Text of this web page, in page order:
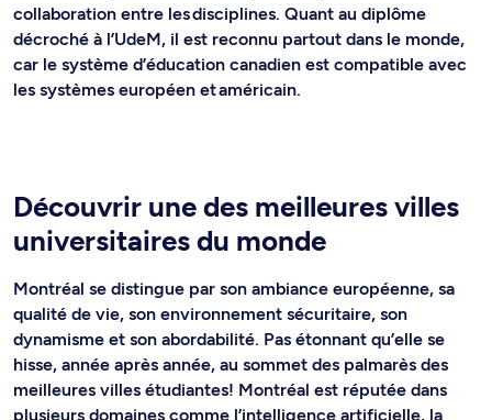
collaboration entre les disciplines. Quant au diplôme
décroché à l’UdeM, il est reconnu partout dans le monde,
car le système d’éducation canadien est compatible avec
les systèmes européen et américain.
Découvrir une des meilleures villes
universitaires du monde
Montréal se distingue par son ambiance européenne, sa
qualité de vie, son environnement sécuritaire, son
dynamisme et son abordabilité. Pas étonnant qu’elle se
hisse, année après année, au sommet des palmarès des
meilleures villes étudiantes! Montréal est réputée dans
plusieurs domaines comme l’intelligence artificielle, la